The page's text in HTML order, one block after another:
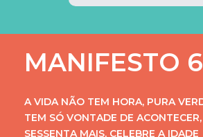
MANIFESTO
A VIDA NÃO TEM HORA, PURA
TEM SÓ VONTADE DE ACONTECER,
SESSENTA MAIS, CELEBRE A IDADE